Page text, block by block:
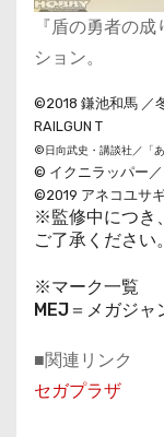
『盾の勇者の
ション。
©2018 鎌池和馬 ／
RAILGUN T
©日向武史・講談社／「
© イクニラッパー
©2019 アネコユサ
※監修中につき
ご了承ください。
※マーク一覧
MEJ＝メガジャ
■関連リンク
セガプラザ